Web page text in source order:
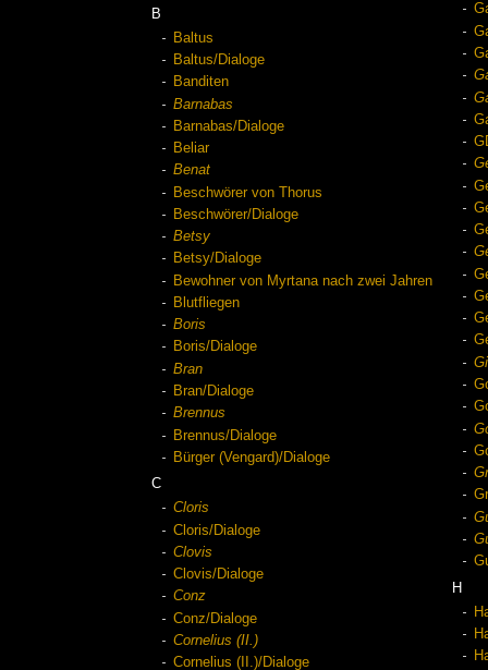
B
Baltus
Baltus/Dialoge
Banditen
Barnabas
Barnabas/Dialoge
Beliar
Benat
Beschwörer von Thorus
Beschwörer/Dialoge
Betsy
Betsy/Dialoge
Bewohner von Myrtana nach zwei Jahren
Blutfliegen
Boris
Boris/Dialoge
Bran
Bran/Dialoge
Brennus
Brennus/Dialoge
Bürger (Vengard)/Dialoge
C
Cloris
Cloris/Dialoge
Clovis
Clovis/Dialoge
Conz
Conz/Dialoge
Cornelius (II.)
Cornelius (II.)/Dialoge
H